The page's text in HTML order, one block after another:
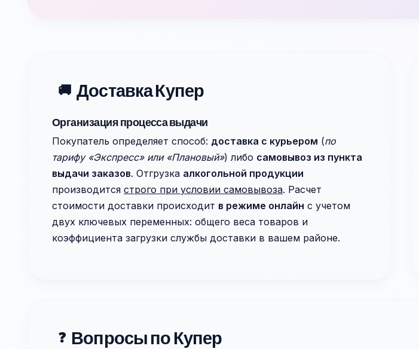
🚚 Доставка Купер
Организация процесса выдачи
Покупатель определяет способ: доставка с курьером (по
тарифу «Экспресс» или «Плановый») либо самовывоз из пункта
выдачи заказов. Отгрузка алкогольной продукции
производится строго при условии самовывоза. Расчет
стоимости доставки происходит в режиме онлайн с учетом
двух ключевых переменных: общего веса товаров и
коэффициента загрузки службы доставки в вашем районе.
❓ Вопросы по Купер